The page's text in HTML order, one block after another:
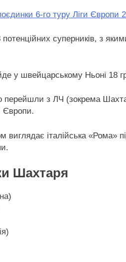
6-го туру Ліги Європи
суперників, з
у швейцарському Ньоні 18
з ЛЧ (зокрема
Європи.
виглядає італійська «Рома»
Шахтаря